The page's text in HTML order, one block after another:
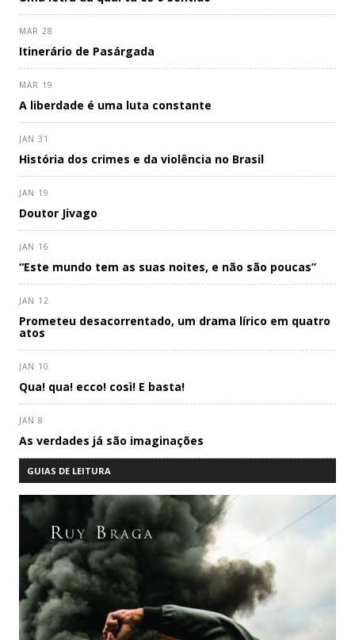
MAR 28
Itinerário de Pasárgada
MAR 19
A liberdade é uma luta constante
JAN 31
História dos crimes e da violência no Brasil
JAN 19
Doutor Jivago
JAN 16
“Este mundo tem as suas noites, e não são poucas”
JAN 12
Prometeu desacorrentado, um drama lírico em quatro
atos
JAN 10
Qua! qua! ecco! così! E basta!
JAN 8
As verdades já são imaginações
GUIAS DE LEITURA